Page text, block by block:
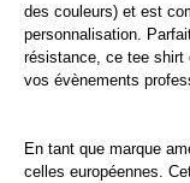
des couleurs) et est
personnalisation.
résistance, ce tee shirt
vos évènements
En tant que marque
celles européennes.